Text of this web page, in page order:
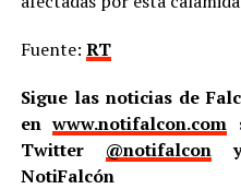
Fuente: RT
Sigue las noticias de
enwww.notifalcon.com
Twitter @notifalcon y
NotiFalcón